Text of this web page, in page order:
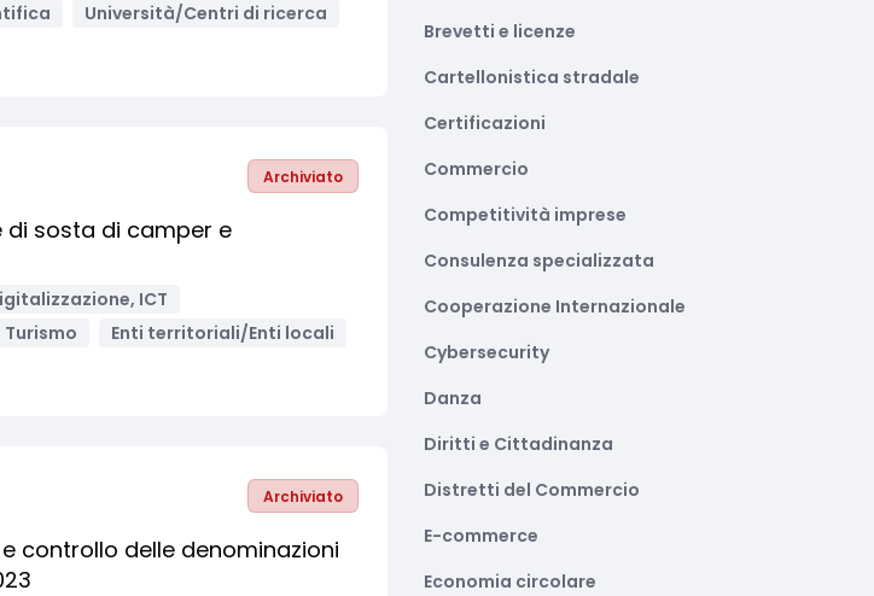
Università/Centri di ricerca
Archiviato
sosta di camper e
ICT
Turismo
Enti territoriali/Enti locali
Archiviato
controllo delle denominazioni
Brevetti e licenze
Cartellonistica stradale
Certificazioni
Commercio
Competitività imprese
Consulenza specializzata
Cooperazione Internazionale
Cybersecurity
Danza
Diritti e Cittadinanza
Distretti del Commercio
E-commerce
Economia circolare